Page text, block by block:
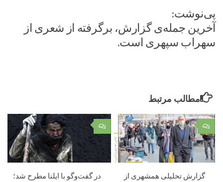
پی‌نوشت:
آخرین جمله‌ی گزارش، برگرفته از شعری از
سهراب سپهری است.
مطالب مرتبط
۰
در گفت‌و‌گو با ایلنا مطرح شد؛
۰
گزارش تحلیلی همشهری از